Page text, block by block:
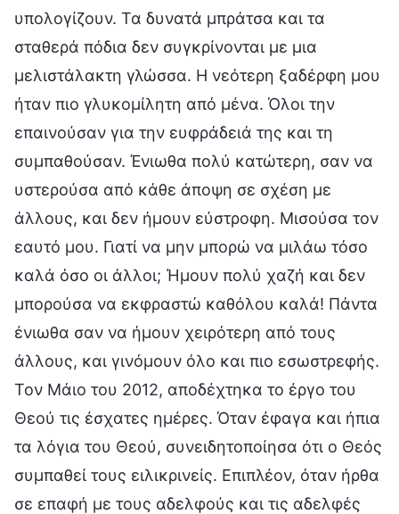
υπολογίζουν. Τα δυνατά μπράτσα και τα
σταθερά πόδια δεν συγκρίνονται με μια
μελιστάλακτη γλώσσα. Η νεότερη ξαδέρφη μου
ήταν πιο γλυκομίλητη από μένα. Όλοι την
επαινούσαν για την ευφράδειά της και τη
συμπαθούσαν. Ένιωθα πολύ κατώτερη, σαν να
υστερούσα από κάθε άποψη σε σχέση με
άλλους, και δεν ήμουν εύστροφη. Μισούσα τον
εαυτό μου. Γιατί να μην μπορώ να μιλάω τόσο
καλά όσο οι άλλοι; Ήμουν πολύ χαζή και δεν
μπορούσα να εκφραστώ καθόλου καλά! Πάντα
ένιωθα σαν να ήμουν χειρότερη από τους
άλλους, και γινόμουν όλο και πιο εσωστρεφής.
Τον Μάιο του 2012, αποδέχτηκα το έργο του
Θεού τις έσχατες ημέρες. Όταν έφαγα και ήπια
τα λόγια του Θεού, συνειδητοποίησα ότι ο Θεός
συμπαθεί τους ειλικρινείς. Επιπλέον, όταν ήρθα
σε επαφή με τους αδελφούς και τις αδελφές